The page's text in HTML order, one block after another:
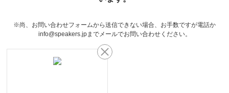
※尚、お問い合わせフォームから送信できない場合、お手数ですが電話か
info@speakers.jpまでメールでお問い合わせください。